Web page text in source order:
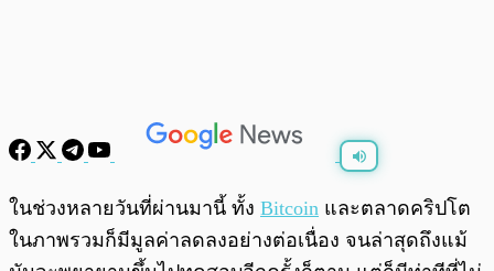
0:00
ในช่วงหลายวันที่ผ่านมานี้ ทั้ง Bitcoin และตลาดคริปโต
ในภาพรวมก็มีมูลค่าลดลงอย่างต่อเนื่อง จนล่าสุดถึงแม้